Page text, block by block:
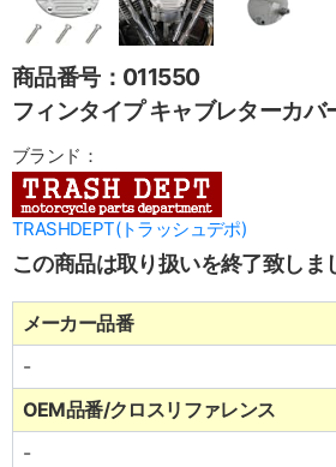
商品番号：011550
フィンタイプ キャブレターカバ
ブランド：
TRASHDEPT(トラッシュデポ)
この商品は取り扱いを終了致しま
メーカー品番
-
OEM品番/クロスリファレンス
-